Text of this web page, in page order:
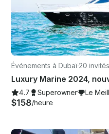
Événements à Dubaï·20 invités
4.7 Superowner Le
$158/heure